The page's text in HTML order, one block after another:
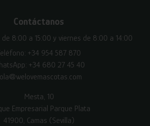
Contáctanos
de 8:00 a 15:00 y viernes de 8:00 a 14:00
+34 954 587 870
+34 680 27 45 40
Mesta, 10
Empresarial Parque Plata
41900, Camas (Sevilla)